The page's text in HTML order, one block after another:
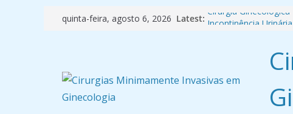
Pularquinta-feira, agosto 6, 2026 Latest: Cirurgia
Incontinência Urinária
Cancer de Mama
Professor da